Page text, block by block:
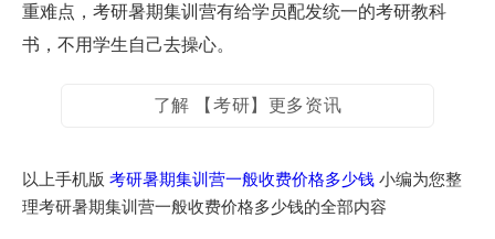
重难点，考研暑期集训营有给学员配发统一的考研教科
书，不用学生自己去操心。
了解 【考研】更多资讯
以上手机版 考研暑期集训营一般收费价格多少钱 小编为您整
理考研暑期集训营一般收费价格多少钱的全部内容